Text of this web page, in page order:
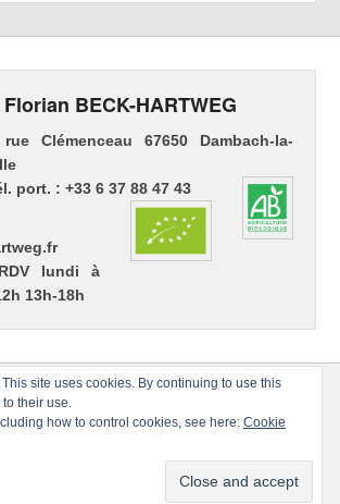
BECK-HARTWEG
Clémenceau 67650 Dambach-la-
port. : +33 6 37 88 47 43
lundi à
13h-18h
Florian BECK-HARTWEGTous droits réservés.
Thèmes Catch
site uses cookies. By continuing to use this
their use.
how to control cookies, see here: Cookie